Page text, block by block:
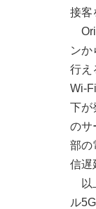
接客
ン
行え
Wi-
下が
のサ
部の
信遅
ル